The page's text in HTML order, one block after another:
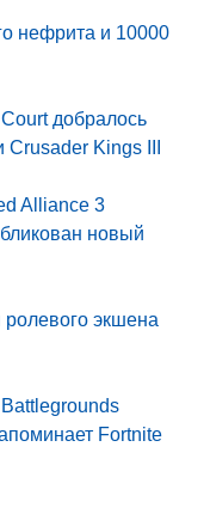
нефрита и 10000
добралось
Crusader Kings III
Alliance 3
новый
ролевого экшена
Fortnite